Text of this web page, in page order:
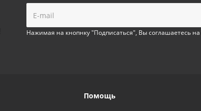
Нажимая на кнопнку "Подписаться", Вы соглашаетесь на
Помощь